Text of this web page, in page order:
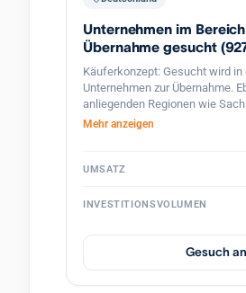
betriebswirtschaftlichem
das Unternehmen nachhaltig
Zielunternehmen Branche:
bis 7,5 Mio. EUR Region
Württemberg, Rheinland-Pfalz
Projekte DACH
Unternehmen im
Übernahme gesucht
Käuferkonzept: Gesucht wird in
Unternehmen zur Übernahme.
anliegenden Regionen wie
östliche Baden-Württemberg.
interessant. Der Käufer ist aus
Württemberg, Sachsen,
im Bereich Medizintechnik -
medizintechnischen Bereich -
medizintechnischen Geräten -
Mehr anzeigen
UMSATZ
INVESTITIONSVOLUMEN
Gesuch